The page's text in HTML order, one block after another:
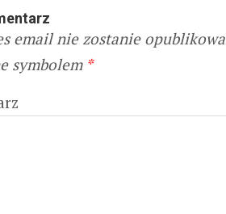
email nie zostanie
symbolem *